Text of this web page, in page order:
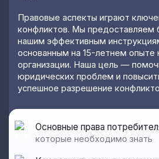
Правовые аспекты играют
конфликтов. Мы предоставляем
нашим эффективным
основанным на 15-летнем
организации. Наша цель —
юридических проблем и
успешное разрешение
Основные права
которые необходимо знать